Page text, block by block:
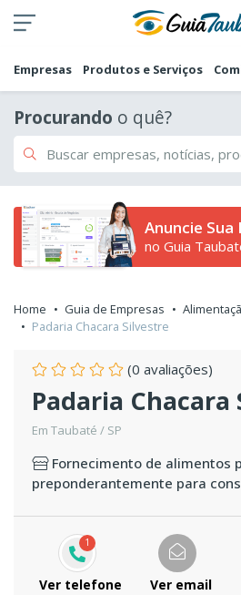
Empresas Produtos e Serviços
Procurando o quê?
Anuncie Sua
no Guia
Home Guia de Empresas
Padaria Chacara Silvestre
(0 avaliações)
Padaria Chacara
Em Taubaté / SP
Fornecimento de alimentos
preponderantemente para
1
Ver telefone Ver email